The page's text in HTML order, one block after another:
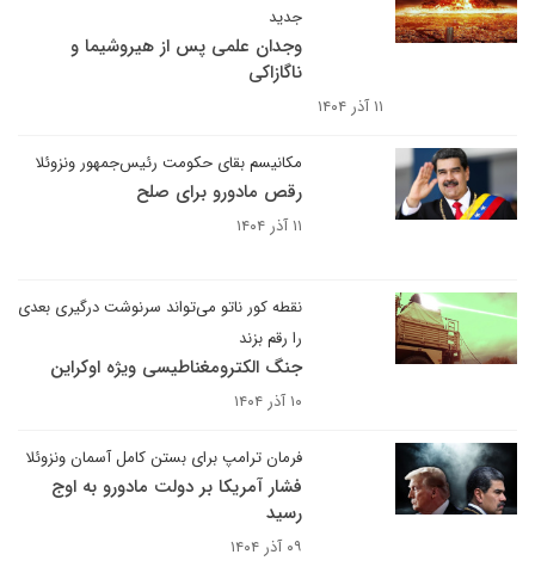
جدید
وجدان علمی پس از هیروشیما و
ناگازاکی
۱۱ آذر ۱۴۰۴
مکانیسم بقای حکومت رئیس‌جمهور ونزوئلا
رقص مادورو برای صلح
۱۱ آذر ۱۴۰۴
نقطه کور ناتو می‌تواند سرنوشت درگیری بعدی
را رقم بزند
جنگ الکترومغناطیسی ویژه اوکراین
۱۰ آذر ۱۴۰۴
فرمان ترامپ برای بستن کامل آسمان ونزوئلا
فشار آمریکا بر دولت مادورو به اوج
رسید
۰۹ آذر ۱۴۰۴